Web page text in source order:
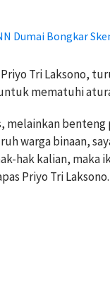
Dumai Bongkar
Priyo Tri Laksono,
mematuhi
melainkan
warga binaan,
hak kalian,
Priyo Tri Laksono.